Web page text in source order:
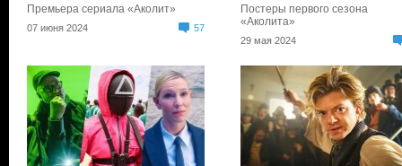
Премьера сериала «Аколит»
07 июня 2024 57
Постеры первого сезона
«Аколита»
29 мая 2024